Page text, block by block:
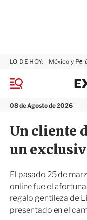
M
n
08 de Agosto de 2026
LO DE HOY: México y Perú
Un cliente
un
El pasado 25 de
online fue el
regalo gentileza de
presentado en el